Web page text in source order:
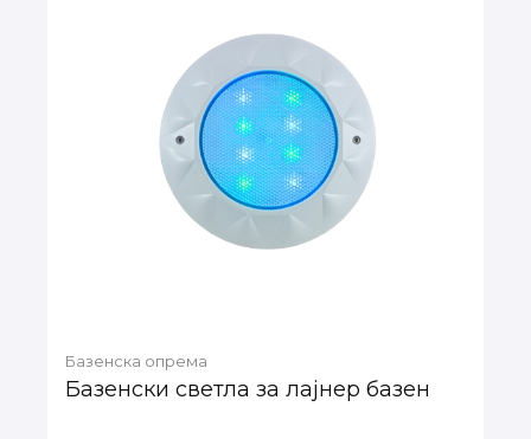
Базенска опрема
Базенски светла за лајнер базен